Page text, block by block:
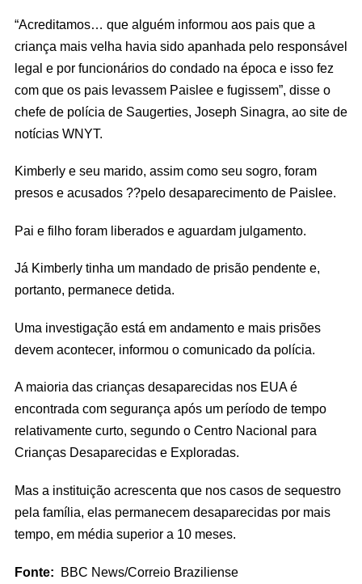
“Acreditamos… que alguém informou aos pais que a
criança mais velha havia sido apanhada pelo responsável
legal e por funcionários do condado na época e isso fez
com que os pais levassem Paislee e fugissem”, disse o
chefe de polícia de Saugerties, Joseph Sinagra, ao site de
notícias WNYT.
Kimberly e seu marido, assim como seu sogro, foram
presos e acusados ??pelo desaparecimento de Paislee.
Pai e filho foram liberados e aguardam julgamento.
Já Kimberly tinha um mandado de prisão pendente e,
portanto, permanece detida.
Uma investigação está em andamento e mais prisões
devem acontecer, informou o comunicado da polícia.
A maioria das crianças desaparecidas nos EUA é
encontrada com segurança após um período de tempo
relativamente curto, segundo o Centro Nacional para
Crianças Desaparecidas e Exploradas.
Mas a instituição acrescenta que nos casos de sequestro
pela família, elas permanecem desaparecidas por mais
tempo, em média superior a 10 meses.
Fonte: BBC News/Correio Braziliense